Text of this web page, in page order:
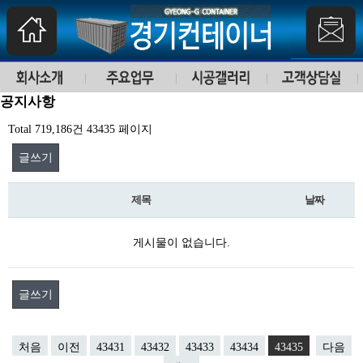
공지사항
Total 719,186건 43435 페이지
글쓰기
제목 날짜
게시물이 없습니다.
글쓰기
처음 이전 43431 43432 43433 43434 43435
다음